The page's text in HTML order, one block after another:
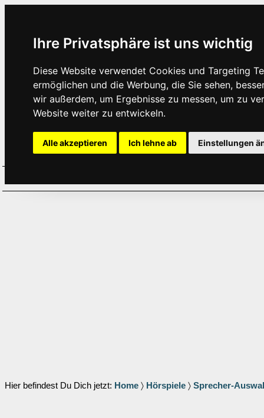
Ihre Privatsphäre ist uns wichtig
Diese Website verwendet Cookies und Targeting
ermöglichen und die Werbung, die Sie sehen,
wir außerdem, um Ergebnisse zu messen, um zu
Website weiter zu entwickeln.
Alle akzeptieren Ich lehne ab Einstellungen
Hier befindest Du Dich jetzt: Home 〉 Hörspiele 〉 Sprecher-